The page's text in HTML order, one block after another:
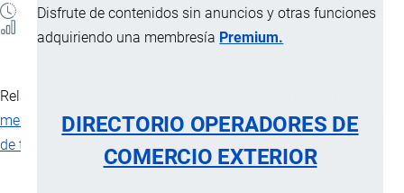
Disfrute de contenidos sin anuncios y otras funciones
adquiriendo una membresía Premium.
DIRECTORIO OPERADORES DE
COMERCIO EXTERIOR
1 MINUTO
Relación que existe entre el peso y el volumen de una
mercancíaque se debe transportar y se aplica según elmodo
de transporte